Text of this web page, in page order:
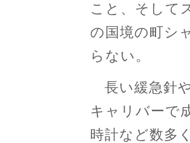
こと、そして
の国境の町シ
らない。
長い緩急針
キャリバーで
時計など数多